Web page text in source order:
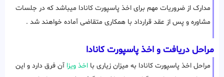
مدارک از ضروریات مهم برای اخذ پاسپورت کانادا میباشد که در جلسات
مشاوره و پس از عقد قرارداد با همکاری متقاضی آماده خواهند شد .
مراحل دریافت و اخذ پاسپورت کانادا
مراحل اخذ پاسپورت کانادا به میزان زیاری با اخذ ویزا آن فرق دارد و این